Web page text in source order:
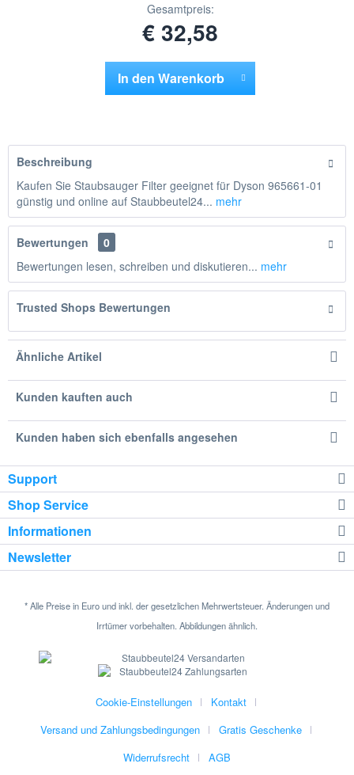
Gesamtpreis:
€ 32,58
In den Warenkorb
Beschreibung
Kaufen Sie Staubsauger Filter geeignet für Dyson 965661-01
günstig und online auf Staubbeutel24... mehr
Bewertungen
0
Bewertungen lesen, schreiben und diskutieren... mehr
Trusted Shops Bewertungen
Ähnliche Artikel
Kunden kauften auch
Kunden haben sich ebenfalls angesehen
Support
Shop Service
Informationen
Newsletter
* Alle Preise in Euro und inkl. der gesetzlichen Mehrwertsteuer. Änderungen und
Irrtümer vorbehalten. Abbildungen ähnlich.
Cookie-Einstellungen
Kontakt
Versand und Zahlungsbedingungen
Gratis Geschenke
Widerrufsrecht
AGB